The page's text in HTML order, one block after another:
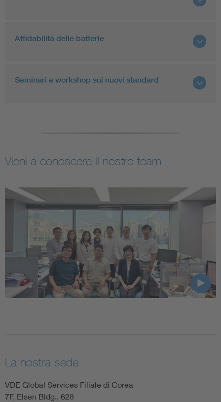
Affidabilità delle batterie
Seminari e workshop sui nuovi standard
Vieni a conoscere il nostro team
La nostra sede
VDE Global Services Filiale di Corea
7F, Elsen Bldg., 628